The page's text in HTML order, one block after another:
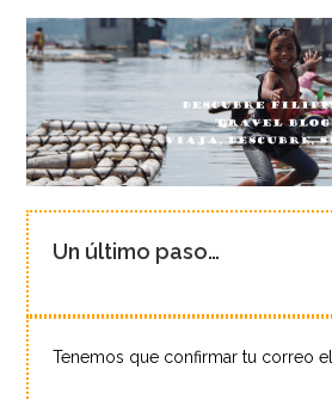
Un último paso…
Tenemos que confirmar tu correo